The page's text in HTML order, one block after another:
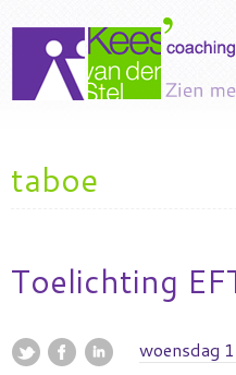
taboe
Toelichting
woensdag